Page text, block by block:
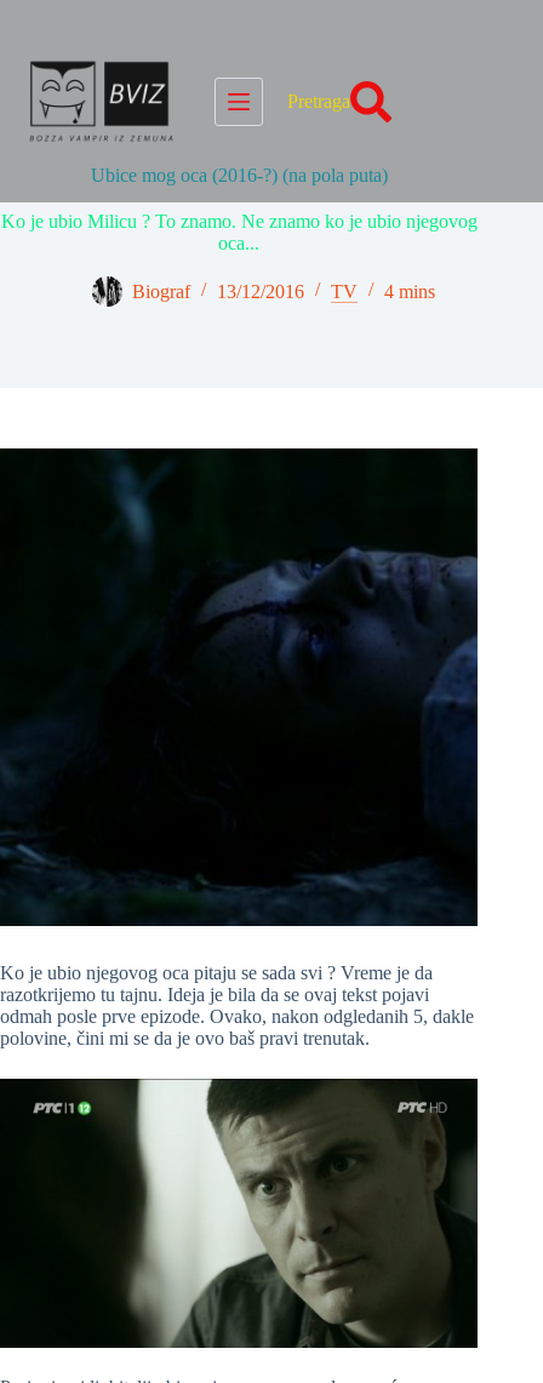
Pretraga
Ubice mog oca (2016-?) (na pola puta)
Ko je ubio Milicu ? To znamo. Ne znamo ko je ubio njegovog
oca...
Biograf 13/12/2016 TV 4 mins
Ko je ubio njegovog oca pitaju se sada svi ? Vreme je da
razotkrijemo tu tajnu. Ideja je bila da se ovaj tekst pojavi
odmah posle prve epizode. Ovako, nakon odgledanih 5, dakle
polovine, čini mi se da je ovo baš pravi trenutak.